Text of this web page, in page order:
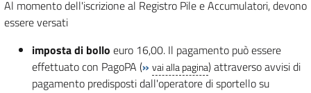
Al momento dell'iscrizione al Registro Pile e Accumulatori, devono
essere versati
imposta di bollo euro 16,00. Il pagamento può essere
effettuato con PagoPA (» vai alla pagina) attraverso avvisi di
pagamento predisposti dall'operatore di sportello su